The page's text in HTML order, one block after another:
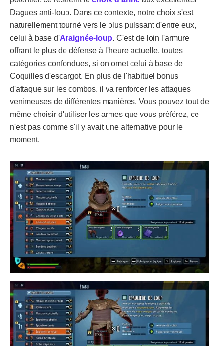
Dagues anti-loup. Dans ce contexte, notre choix s'est
naturellement tourné vers le plus puissant d'entre eux,
celui à base d'Araignée-loup. C'est de loin l'armure
offrant le plus de défense à l'heure actuelle, toutes
catégories confondues, si on omet celui à base de
Coquilles d'escargot. En plus de l'habituel bonus
d'attaque sur les combos, il va renforcer les attaques
venimeuses de différentes manières. Vous pouvez tout de
même choisir d'utiliser les armes que vous préférez, ce
n'est pas comme s'il y avait une alternative pour le
moment.